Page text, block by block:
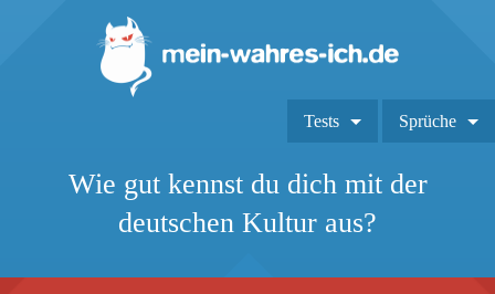
Tests Sprüche
Wie gut kennst du dich mit der
deutschen Kultur aus?